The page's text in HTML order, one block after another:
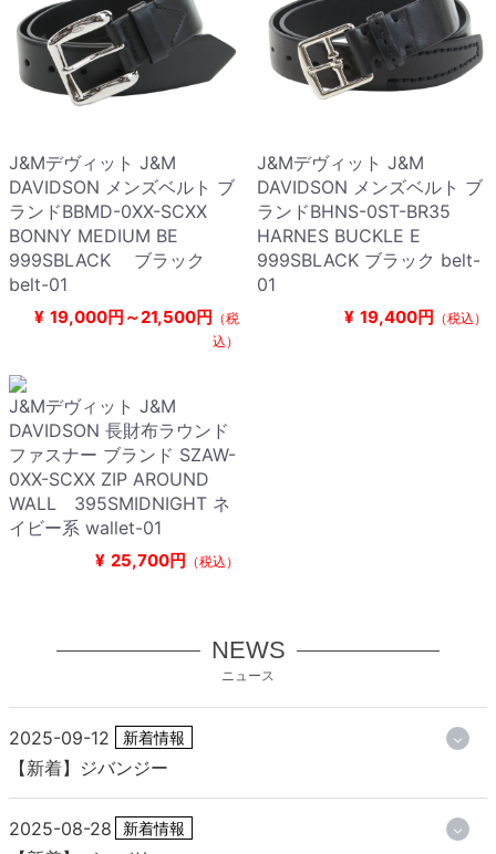
J&Mデヴィット J&M
DAVIDSON メンズベルト ブ
ランドBBMD-0XX-SCXX
BONNY MEDIUM BE
999SBLACK ブラック
belt-01
¥ 19,000円～21,500円 （税
込）
J&Mデヴィット J&M
DAVIDSON メンズベルト ブ
ランドBHNS-0ST-BR35
HARNES BUCKLE E
999SBLACK ブラック belt-
01
¥ 19,400円 （税込）
J&Mデヴィット J&M
DAVIDSON 長財布ラウンド
ファスナー ブランド SZAW-
0XX-SCXX ZIP AROUND
WALL 395SMIDNIGHT ネ
イビー系 wallet-01
¥ 25,700円 （税込）
NEWS
ニュース
2025-09-12 新着情報
【新着】ジバンジー
2025-08-28 新着情報